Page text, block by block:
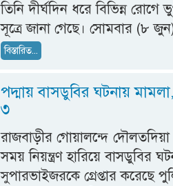
তিনি দীর্ঘদিন ধরে বিভিন্ন রোগে
সূত্রে জানা গেছে। সোমবার (৮
বিস্তারিত...
পদ্মায় বাসডুবির ঘটনায়
৩
রাজবাড়ীর গোয়ালন্দে
সময় নিয়ন্ত্রণ হারিয়ে বাসডুবির
সুপারভাইজরকে গ্রেপ্তার করেছে